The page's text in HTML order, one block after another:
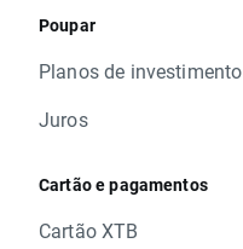
Poupar
Planos de investimento
Juros
Cartão e pagamentos
Cartão XTB